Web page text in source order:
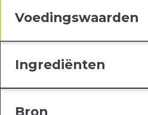
Voedingswaarden
Ingrediënten
Bron